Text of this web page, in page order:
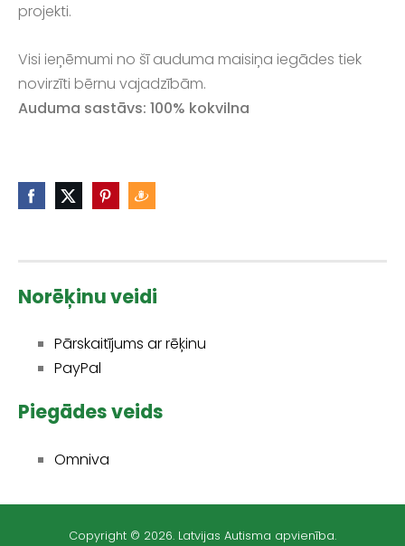
Norēķinu veidi
Pārskaitījums ar rēķinu
PayPal
Piegādes veids
Omniva
projekti.
Visi ieņēmumi no šī auduma maisiņa iegādes tiek
novirzīti bērnu vajadzībām.
Auduma sastāvs: 100% kokvilna
Copyright © 2026. Latvijas Autisma apvienība.